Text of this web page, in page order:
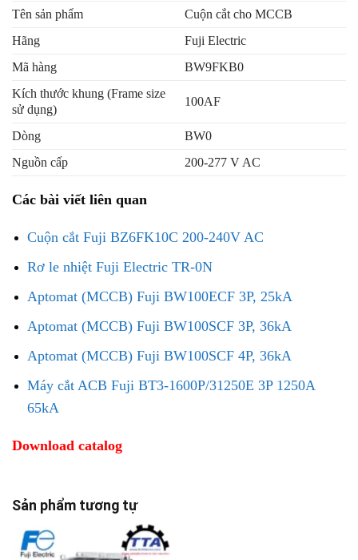
Tên sản phẩm
Cuộn cắt cho MCCB
Hãng
Fuji Electric
Mã hàng
BW9FKB0
Kích thước khung (Frame size
sử dụng)
100AF
Dòng
BW0
Nguồn cấp
200-277 V AC
Các bài viết liên quan
Cuộn cắt Fuji BZ6FK10C 200-240V AC
Rơ le nhiệt Fuji Electric TR-0N
Aptomat (MCCB) Fuji BW100ECF 3P, 25kA
Aptomat (MCCB) Fuji BW100SCF 3P, 36kA
Aptomat (MCCB) Fuji BW100SCF 4P, 36kA
Máy cắt ACB Fuji BT3-1600P/31250E 3P 1250A
65kA
Download catalog
Sản phẩm tương tự